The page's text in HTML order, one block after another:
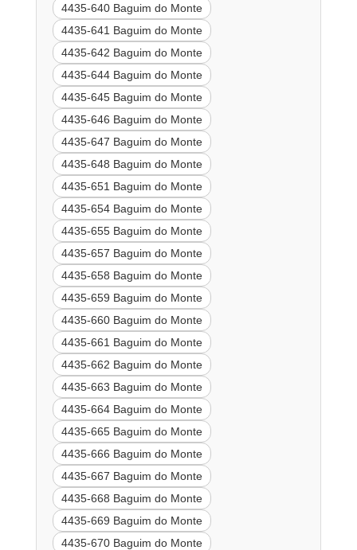
4435-640 Baguim do Monte
4435-641 Baguim do Monte
4435-642 Baguim do Monte
4435-644 Baguim do Monte
4435-645 Baguim do Monte
4435-646 Baguim do Monte
4435-647 Baguim do Monte
4435-648 Baguim do Monte
4435-651 Baguim do Monte
4435-654 Baguim do Monte
4435-655 Baguim do Monte
4435-657 Baguim do Monte
4435-658 Baguim do Monte
4435-659 Baguim do Monte
4435-660 Baguim do Monte
4435-661 Baguim do Monte
4435-662 Baguim do Monte
4435-663 Baguim do Monte
4435-664 Baguim do Monte
4435-665 Baguim do Monte
4435-666 Baguim do Monte
4435-667 Baguim do Monte
4435-668 Baguim do Monte
4435-669 Baguim do Monte
4435-670 Baguim do Monte